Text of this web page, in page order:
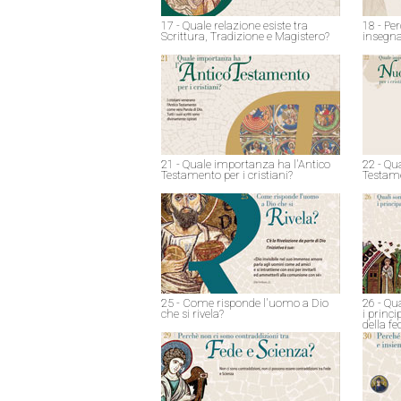
17 - Quale relazione esiste tra
Scrittura, Tradizione e Magistero?
18 -
21 - Quale importanza ha l'Antico
Testamento per i cristiani?
22 -
25 - Come risponde l'uomo a Dio
che si rivela?
26 -
i
della